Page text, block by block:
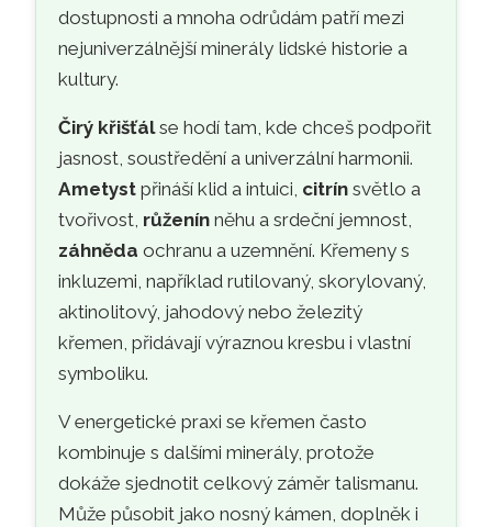
dostupnosti a mnoha odrůdám patří mezi
nejuniverzálnější minerály lidské historie a
kultury.
Čirý křišťálse hodí tam, kde chceš podpořit
jasnost, soustředění a univerzální harmonii.
Ametyst přináší klid a intuici, citrín světlo a
tvořivost, růženín něhu a srdeční jemnost,
záhněda ochranu a uzemnění. Křemeny s
inkluzemi, například rutilovaný, skorylovaný,
aktinolitový, jahodový nebo železitý
křemen, přidávají výraznou kresbu i vlastní
symboliku.
V energetické praxi se křemen často
kombinuje s dalšími minerály, protože
dokáže sjednotit celkový záměr talismanu.
Může působit jako nosný kámen, doplněk i